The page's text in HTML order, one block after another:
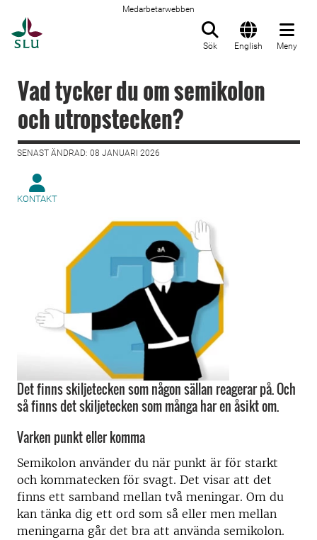
Medarbetarwebben
Sök English Meny
Vad tycker du om semikolon
och utropstecken?
SENAST ÄNDRAD: 08 JANUARI 2026
KONTAKT
Det finns skiljetecken som någon sällan reagerar på. Och
så finns det skiljetecken som många har en åsikt om.
Varken punkt eller komma
Semikolon använder du när punkt är för starkt
och kommatecken för svagt. Det visar att det
finns ett samband mellan två meningar. Om du
kan tänka dig ett ord som så eller men mellan
meningarna går det bra att använda semikolon.